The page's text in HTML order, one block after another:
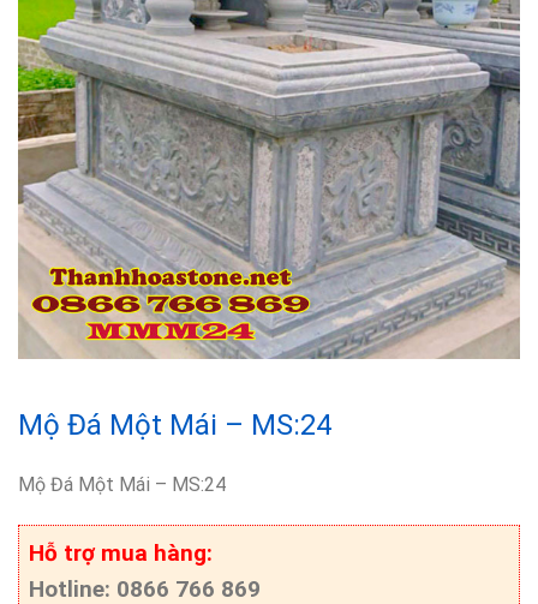
Mộ Đá Một Mái – MS:24
Mộ Đá Một Mái – MS:24
Hỗ trợ mua hàng:
Hotline: 0866 766 869